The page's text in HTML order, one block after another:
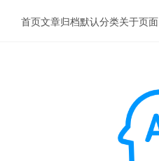
首页文章归档默认分类关于页面